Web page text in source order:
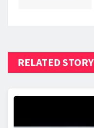
RELATED STORY